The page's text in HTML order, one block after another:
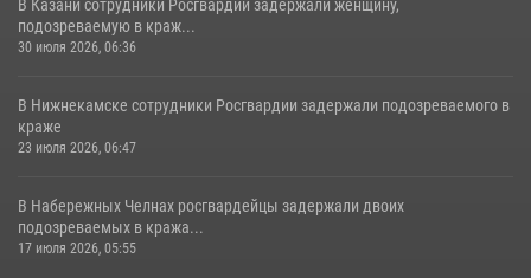
В Казани сотрудники Росгвардии задержали женщину,
подозреваемую в краж...
30 июля 2026, 06:36
В Нижнекамске сотрудники Росгвардии задержали подозреваемого в
краже
23 июля 2026, 06:47
В Набережных Челнах росгвардейцы задержали двоих
подозреваемых в кража...
17 июля 2026, 05:55